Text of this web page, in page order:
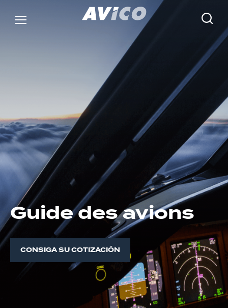
Guidedesavions
CONSIGA SU COTIZACIÓN